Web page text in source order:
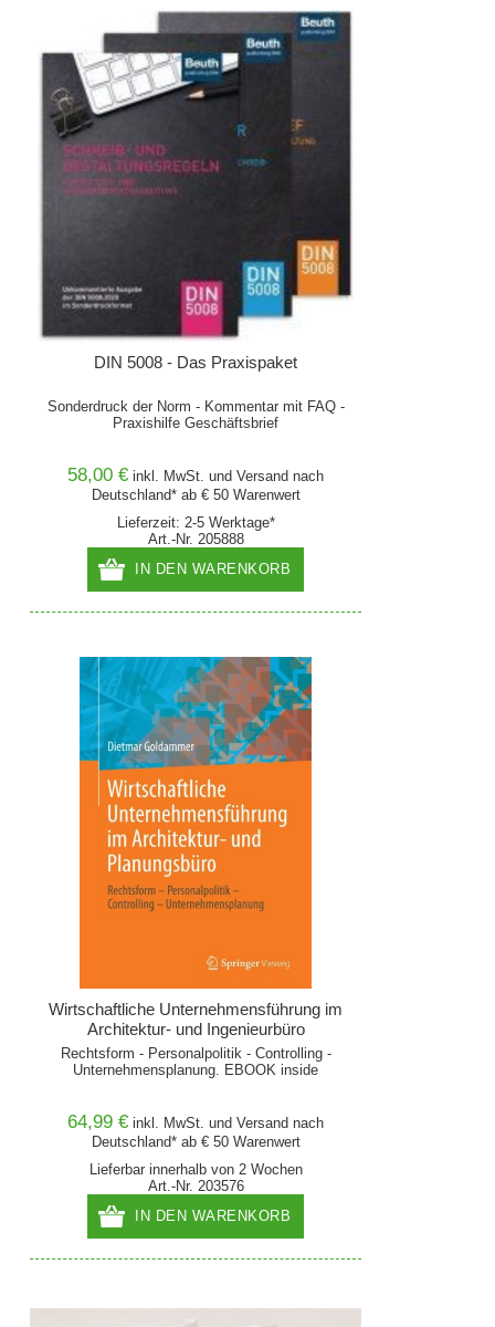
DIN 5008 - Das Praxispaket
Sonderdruck der Norm - Kommentar mit FAQ -
Praxishilfe Geschäftsbrief
58,00 € inkl. MwSt. undVersand nach
Deutschland* ab € 50 Warenwert
Lieferzeit: 2-5 Werktage*
Art.-Nr. 205888
IN DEN WARENKORB
Wirtschaftliche Unternehmensführung im
Architektur- und Ingenieurbüro
Rechtsform - Personalpolitik - Controlling -
Unternehmensplanung. EBOOK inside
64,99 € inkl. MwSt. undVersand nach
Deutschland* ab € 50 Warenwert
Lieferbar innerhalb von 2 Wochen
Art.-Nr. 203576
IN DEN WARENKORB